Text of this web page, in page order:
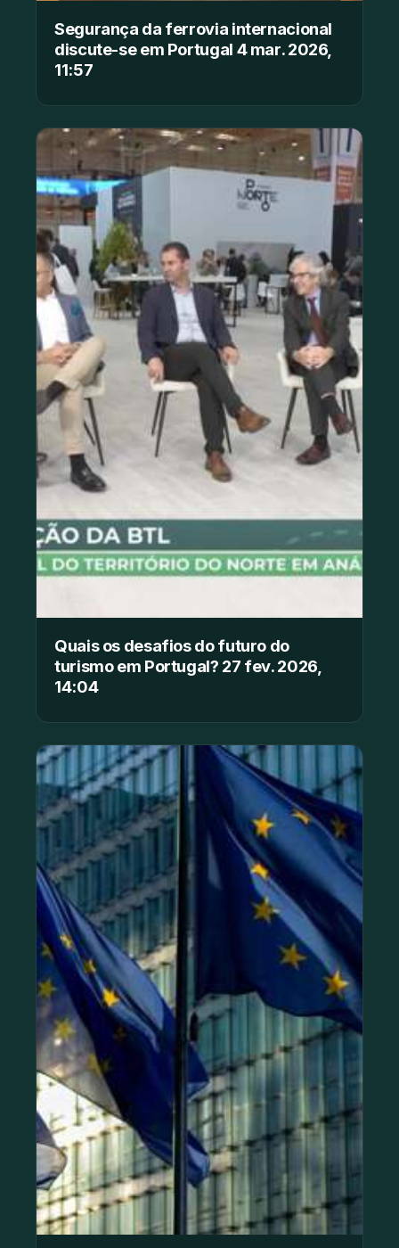
Segurança da ferrovia internacional
discute-se em Portugal 4 mar. 2026,
11:57
Quais os desafios do futuro do
turismo em Portugal? 27 fev. 2026,
14:04